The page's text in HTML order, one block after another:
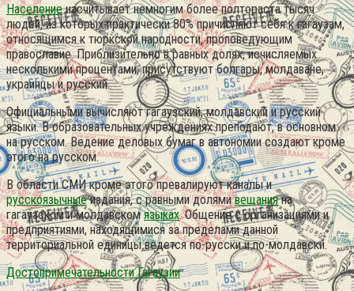
Населениенасчитывает немногим более полтораста тысяч
людей, из которых практически 80% причисляют себя к гагаузам,
относящимся к тюркской народности, проповедующим
православие. Приблизительно в равных долях, исчисляемых
несколькими процентами, присутствуют болгары, молдаване,
украинцы и русский.
Официальными вычисляют гагаузский, молдавский и русский
языки. В образовательных учреждениях преподают, в основном
на русском. Ведение деловых бумаг в автономии создают кроме
этого на русском.
В области СМИ кроме этого превалируют каналы и
русскоязычныеиздания, с равными долямивещанияна
гагаузском и молдавскомязыках. Общение с организациями и
предприятиями, находящимися за пределами данной
территориальной единицы ведется по-русски и по-молдавски.
Достопримечательности Гагаузии